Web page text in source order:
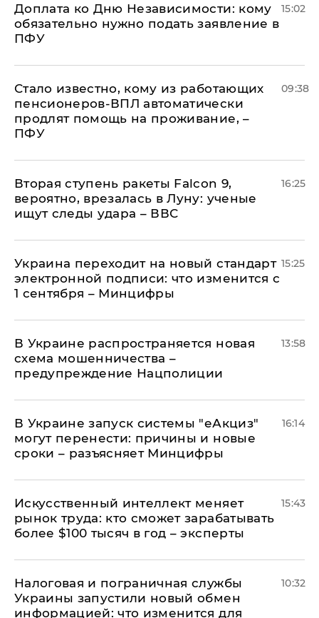
Доплата ко Дню Независимости: кому
обязательно нужно подать заявление в
ПФУ
15:02
Стало известно, кому из работающих
пенсионеров-ВПЛ автоматически
продлят помощь на проживание, –
ПФУ
09:38
Вторая ступень ракеты Falcon 9,
вероятно, врезалась в Луну: ученые
ищут следы удара – ВВС
16:25
Украина переходит на новый стандарт
электронной подписи: что изменится с
1 сентября – Минцифры
15:25
В Украине распространяется новая
схема мошенничества –
предупреждение Нацполиции
13:58
В Украине запуск системы "еАкциз"
могут перенести: причины и новые
сроки – разъясняет Минцифры
16:14
Искусственный интеллект меняет
рынок труда: кто сможет зарабатывать
более $100 тысяч в год – эксперты
15:43
Налоговая и пограничная службы
Украины запустили новый обмен
информацией: что изменится для
10:32